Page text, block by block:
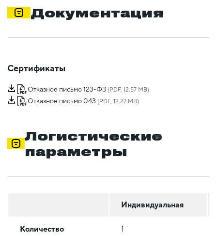
Документация
Сертификаты
Отказное письмо 123-ФЗ (PDF, 12.57 MB)
Отказное письмо 043 (PDF, 12.27 MB)
Логистические
параметры
Индивидуальная
Количество 1